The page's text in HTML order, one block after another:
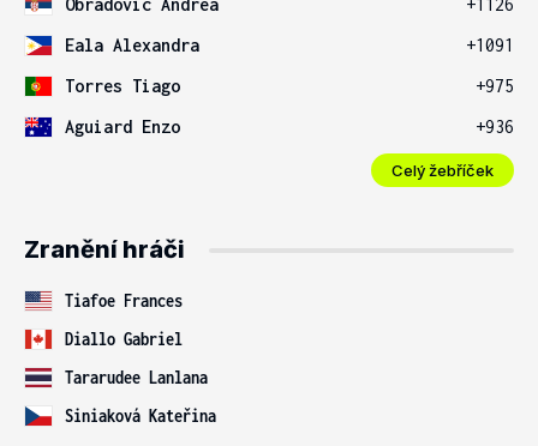
Obradovic Andrea
+1126
Eala Alexandra
+1091
Torres Tiago
+975
Aguiard Enzo
+936
Celý žebříček
Zranění hráči
Tiafoe Frances
Diallo Gabriel
Tararudee Lanlana
Siniaková Kateřina